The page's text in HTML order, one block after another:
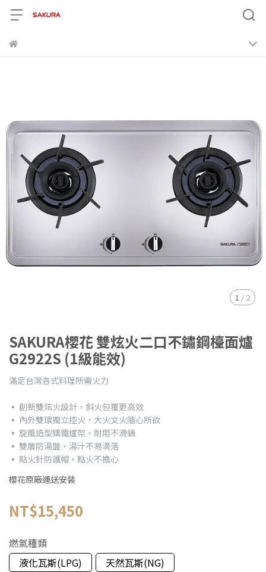
1 / 2
SAKURA櫻花 雙炫火二口不鏽鋼檯面爐
G2922S (1級能效)
滿足台灣各式料理所需火力
▪ 創新雙炫火設計，斜火包覆更高效
▪ 內外雙環獨立控火，大火文火隨心所欲
▪ 旋風造型鑄鐵爐架，耐用不滑鍋
▪ 雙層防湯盤，湯汁不易滴落
▪ 點火針防護帽，點火不擔心
櫻花原廠運送安裝
NT$15,450
燃氣種類
液化瓦斯(LPG)
天然瓦斯(NG)